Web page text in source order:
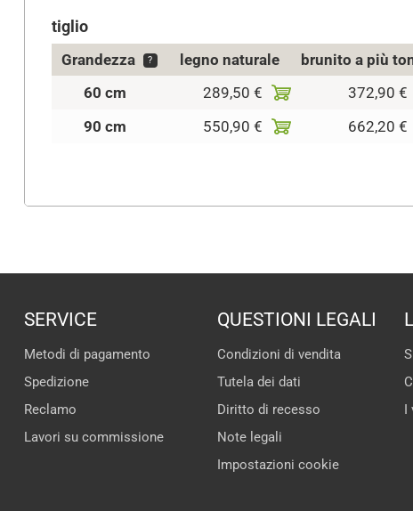
tiglio
Grandezza ? legno naturale brunito a più
60 cm
289,50 € 372,90 €
90 cm
550,90 € 662,20 €
SERVICE
Metodi di pagamento
Spedizione
Reclamo
Lavori su commissione
QUESTIONI LEGALI
Condizioni di vendita
Tutela dei dati
Diritto di recesso
Note legali
Impostazioni cookie
I